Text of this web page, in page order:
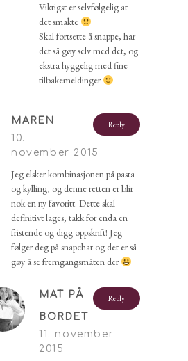
Viktigst er selvfølgelig at
det smakte
Skal fortsette å snappe, har
det så gøy selv med det, og
ekstra hyggelig med fine
tilbakemeldinger
Reply
MAREN
10.
november 2015
Jeg elsker kombinasjonen på pasta
og kylling, og denne retten er blir
nok en ny favoritt. Dette skal
definitivt lages, takk for enda en
fristende og digg oppskrift! Jeg
følger deg på snapchat og det er så
gøy å se fremgangsmåten der
Reply
MAT PÅ
BORDET
11. november
2015